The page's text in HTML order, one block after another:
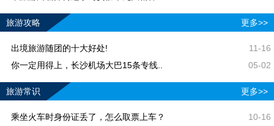
旅游攻略 更多>>
出境旅游随团的十大好处!
11-16
你一定用得上，长沙机场大巴15条专线..
05-02
旅游常识 更多>>
乘坐火车时身份证丢了，怎么取票上车？
10-16